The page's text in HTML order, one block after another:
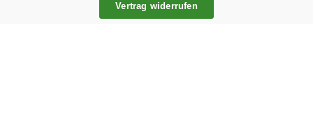
Vertrag widerrufen